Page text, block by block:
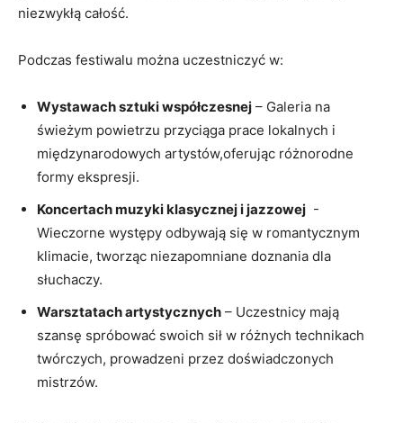
niezwykłą​ całość.
Podczas festiwalu można uczestniczyć w:
Wystawach sztuki współczesnej – Galeria na
świeżym powietrzu przyciąga prace lokalnych i
⁢międzynarodowych ⁤artystów,oferując różnorodne
formy ekspresji.
Koncertach ⁣muzyki klasycznej i​ jazzowej ⁣ -⁤
Wieczorne występy ‍odbywają ‌się w​ romantycznym
klimacie, tworząc niezapomniane doznania dla
słuchaczy.
Warsztatach ⁤artystycznych – ⁣Uczestnicy mają
szansę⁣ spróbować swoich sił ⁤w różnych‌ technikach
twórczych, prowadzeni przez doświadczonych
mistrzów.